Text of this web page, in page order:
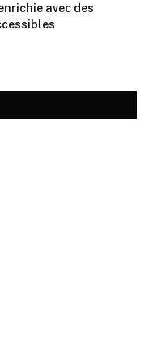
avec des